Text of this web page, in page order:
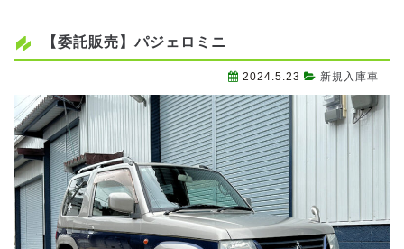
【委託販売】パジェロミニ
2024.5.23 新規入庫車